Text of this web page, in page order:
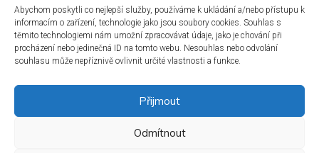
Abychom poskytli co nejlepší služby, používáme k ukládání a/nebo přístupu k
informacím o zařízení, technologie jako jsou soubory cookies. Souhlas s
těmito technologiemi nám umožní zpracovávat údaje, jako je chování při
procházení nebo jedinečná ID na tomto webu. Nesouhlas nebo odvolání
souhlasu může nepříznivě ovlivnit určité vlastnosti a funkce.
Přijmout
Odmítnout